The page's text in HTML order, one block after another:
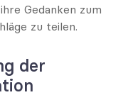
Gedanken zum
zu teilen.
der